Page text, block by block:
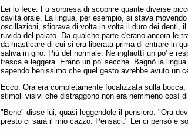
Lei lo fece. Fu sorpresa di scoprire quante diverse
cavità orale. La lingua, per esempio, si stava
oscillazioni, sfiorava di volta in volta il duro dei denti,
ruvida del palato. Da qualche parte c'erano ancora le
da masticare di cui si era liberata prima di entrare in
saliva in giro. Più del normale. Ne inghiottì un po' e
fresca e leggera. Erano un po' secche. Bagnò la
sapendo benissimo che quel gesto avrebbe avuto un
Ecco. Ora era completamente focalizzata sulla
stimoli visivi che distraggono non era nemmeno così
"Bene" disse lui, quasi leggendole il pensiero. "Ora
presto ci sarà il mio cazzo. Pensaci." Lei ci pensò e